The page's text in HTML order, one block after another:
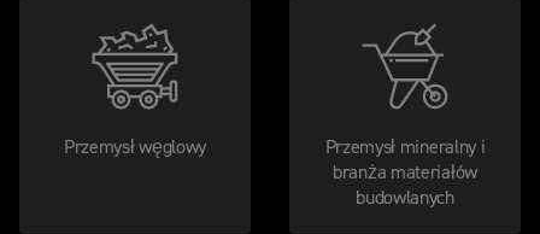
Przemysł węglowy
Przemysł mineralny i
branża materiałów
budowlanych